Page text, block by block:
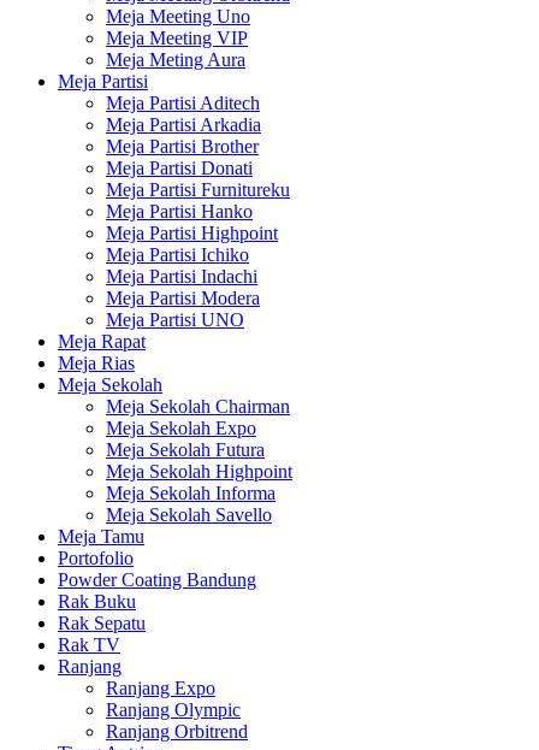
Meja Meeting Uno
Meja Meeting VIP
Meja Meting Aura
Meja Partisi
Meja Partisi Aditech
Meja Partisi Arkadia
Meja Partisi Brother
Meja Partisi Donati
Meja Partisi Furnitureku
Meja Partisi Hanko
Meja Partisi Highpoint
Meja Partisi Ichiko
Meja Partisi Indachi
Meja Partisi Modera
Meja Partisi UNO
Meja Rapat
Meja Rias
Meja Sekolah
Meja Sekolah Chairman
Meja Sekolah Expo
Meja Sekolah Futura
Meja Sekolah Highpoint
Meja Sekolah Informa
Meja Sekolah Savello
Meja Tamu
Portofolio
Powder Coating Bandung
Rak Buku
Rak Sepatu
Rak TV
Ranjang
Ranjang Expo
Ranjang Olympic
Ranjang Orbitrend